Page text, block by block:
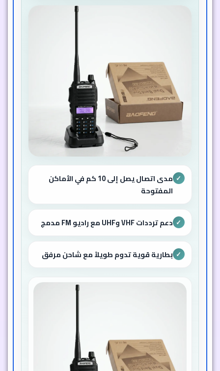
✓
مدى اتصال يصل إلى 10 كم في الأماكن
✓
✓